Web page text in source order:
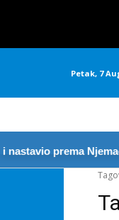
Petak, 7
prema